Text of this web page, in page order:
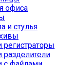
офиса
и стулья
регистраторы
разделители